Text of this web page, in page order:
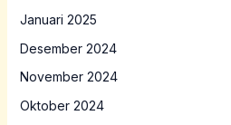
Januari 2025
Desember 2024
November 2024
Oktober 2024